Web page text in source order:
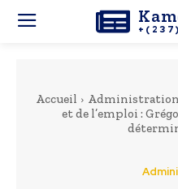
Accueil Administration
et de l’emploi :